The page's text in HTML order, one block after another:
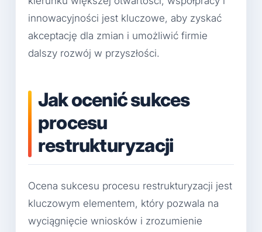
innowacyjności jest kluczowe, aby zyskać
akceptację dla zmian i umożliwić firmie
dalszy rozwój w przyszłości.
Jak ocenić sukces
procesu
restrukturyzacji
Ocena sukcesu procesu restrukturyzacji jest
kluczowym elementem, który pozwala na
wyciągnięcie wniosków i zrozumienie